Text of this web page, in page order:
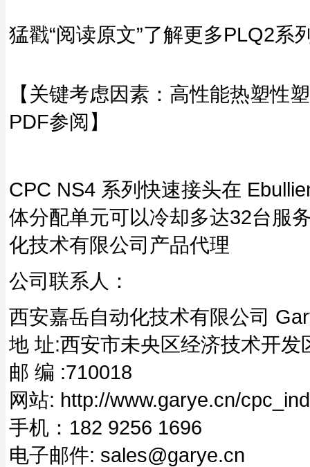
猛戳“阅读原文”了解更多PLQ2系
【关键考虑因素：高性能热塑性
PDF参阅】
CPC NS4 系列快速接头在
体分配单元可以冷却多达32台服
化技术有限公司产品代理
公司联系人：
西安嘉岳自动化技术有限公司
地 址:西安市未央区经济技术开
邮 编 :710018
网站: http://www.garye.cn/
手机：182 9256 1696
电子邮件: sales@garye.cn